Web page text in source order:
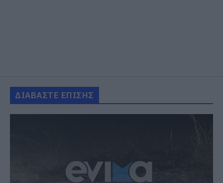
ΔΙΑΒΑΣΤΕ ΕΠΙΣΗΣ